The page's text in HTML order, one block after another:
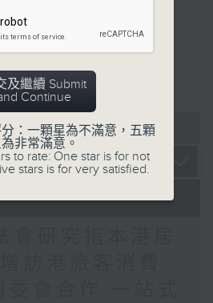
2026
及繼續 Submit
Continue
：一顆星為不滿意，五顆
非常滿意。
to rate: One star is for not
stars is for very satisfied.